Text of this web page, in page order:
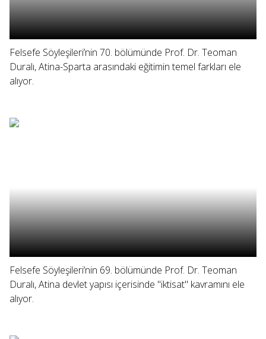
Felsefe Söyleşileri’nin 70. bölümünde Prof. Dr. Teoman
Duralı, Atina-Sparta arasındaki eğitimin temel farkları ele
alıyor.
Felsefe Söyleşileri’nin 69. bölümünde Prof. Dr. Teoman
Duralı, Atina devlet yapısı içerisinde "iktisat" kavramını ele
alıyor.